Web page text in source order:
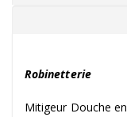
Robinetterie
Mitigeur Douche